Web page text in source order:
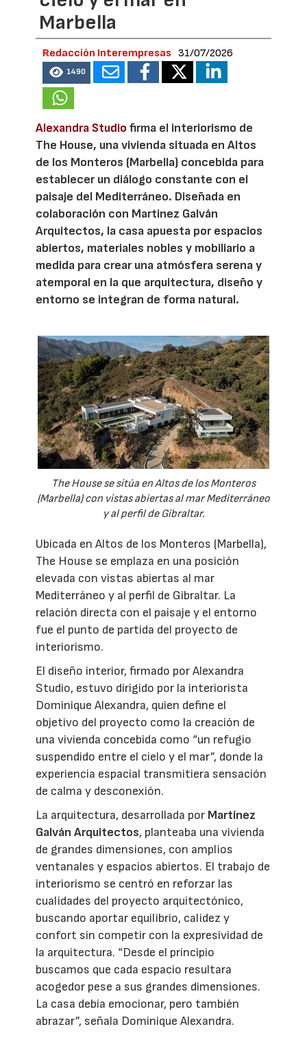
Marbella
Redacción Interempresas 31/07/2026
1490
Alexandra Studio firma el interiorismo de
The House, una vivienda situada en Altos
de los Monteros (Marbella) concebida para
establecer un diálogo constante con el
paisaje del Mediterráneo. Diseñada en
colaboración con Martinez Galván
Arquitectos, la casa apuesta por espacios
abiertos, materiales nobles y mobiliario a
medida para crear una atmósfera serena y
atemporal en la que arquitectura, diseño y
entorno se integran de forma natural.
The House se sitúa en Altos de los Monteros
(Marbella) con vistas abiertas al mar Mediterráneo
y al perfil de Gibraltar.
Ubicada en Altos de los Monteros (Marbella),
The House se emplaza en una posición
elevada con vistas abiertas al mar
Mediterráneo y al perfil de Gibraltar. La
relación directa con el paisaje y el entorno
fue el punto de partida del proyecto de
interiorismo.
El diseño interior, firmado por Alexandra
Studio, estuvo dirigido por la interiorista
Dominique Alexandra, quien define el
objetivo del proyecto como la creación de
una vivienda concebida como “un refugio
suspendido entre el cielo y el mar”, donde la
experiencia espacial transmitiera sensación
de calma y desconexión.
La arquitectura, desarrollada por Martínez
Galván Arquitectos, planteaba una vivienda
de grandes dimensiones, con amplios
ventanales y espacios abiertos. El trabajo de
interiorismo se centró en reforzar las
cualidades del proyecto arquitectónico,
buscando aportar equilibrio, calidez y
confort sin competir con la expresividad de
la arquitectura. “Desde el principio
buscamos que cada espacio resultara
acogedor pese a sus grandes dimensiones.
La casa debía emocionar, pero también
abrazar”, señala Dominique Alexandra.